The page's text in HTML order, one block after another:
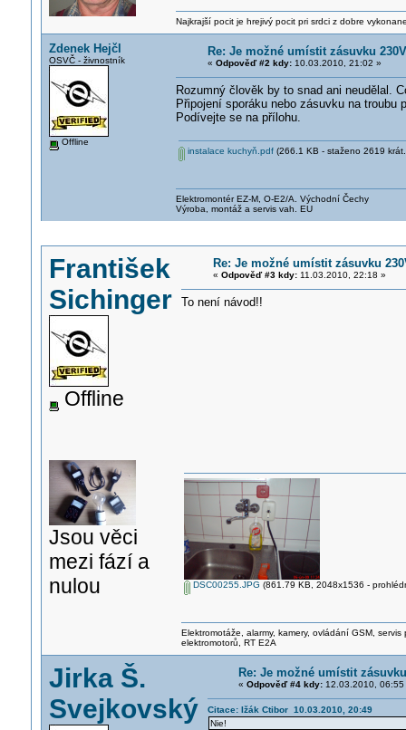
Najkrajší pocit je hrejivý pocit pri srdci z dobre
Zdenek Hejčl
OSVČ - živnostník
Offline
Re: Je možné umístit zásuvku
« Odpověď #2 kdy:10.03.2010, 21:02 »
Rozumný člověk by to snad ani neudělal.
Připojení sporáku nebo zásuvku na
Podívejte se na přílohu.
instalace kuchyň.pdf(266.1 KB - staženo 2619
Elektromontér EZ-M, O-E2/A. Východní Čechy
Výroba, montáž a servis vah. EU
František
Sichinger
Offline
Jsou věci
mezi fází a
nulou
Re: Je možné umístit zásuvku
« Odpověď #3 kdy:11.03.2010, 22:18 »
To není návod!!
DSC00255.JPG (861.79 KB, 2048x1536 -
Elektromotáže, alarmy, kamery, ovládání GSM,
elektromotorů, RT E2A
Jirka Š.
Svejkovský
Re: Je možné umístit
« Odpověď #4 kdy:12.03.2010, 06:55
Citace: Ižák Ctibor 10.03.2010, 20:49
Nie!